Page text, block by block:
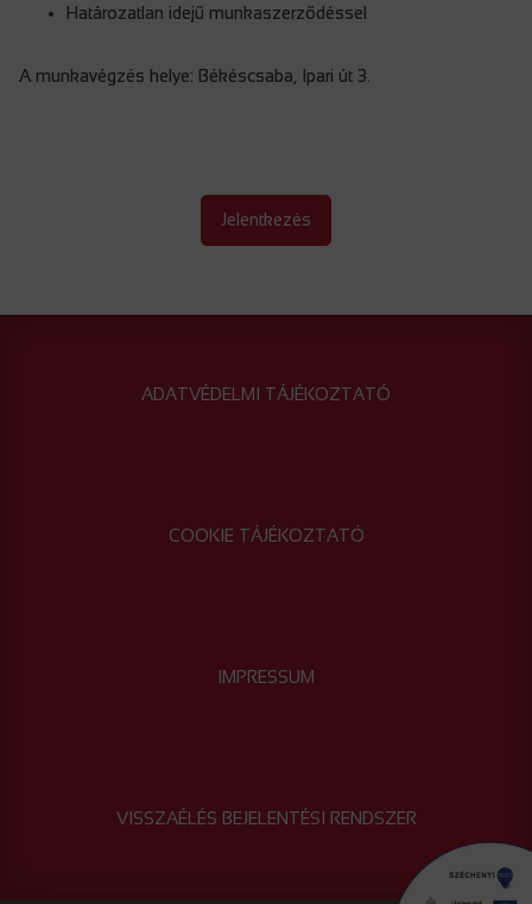
Határozatlan idejű munkaszerződéssel
A munkavégzés helye: Békéscsaba, Ipari út 3.
Jelentkezés
ADATVÉDELMI TÁJÉKOZTATÓ
COOKIE TÁJÉKOZTATÓ
IMPRESSUM
VISSZAÉLÉS BEJELENTÉSI RENDSZER